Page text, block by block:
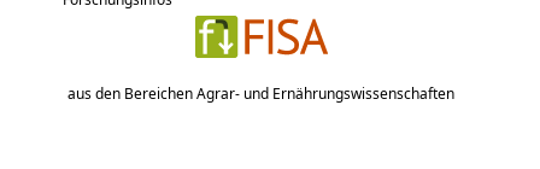
aus den Bereichen Agrar- und Ernährungswissenschaften